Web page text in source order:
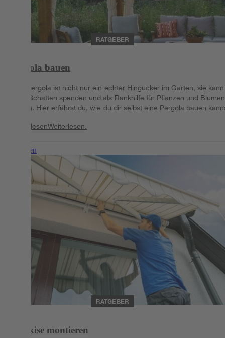
RATGEBER
Pergola bauen
Eine Pergola ist nicht nur ein echter Hingucker im Garten, sie kann
auch Schatten spenden und als Rankhilfe für Pflanzen und Blumen
dienen. Hier erfährst du, wie du dir selbst eine Pergola bauen
WeiterlesenWeiterlesen.
Weiterlesen
RATGEBER
Markise montieren